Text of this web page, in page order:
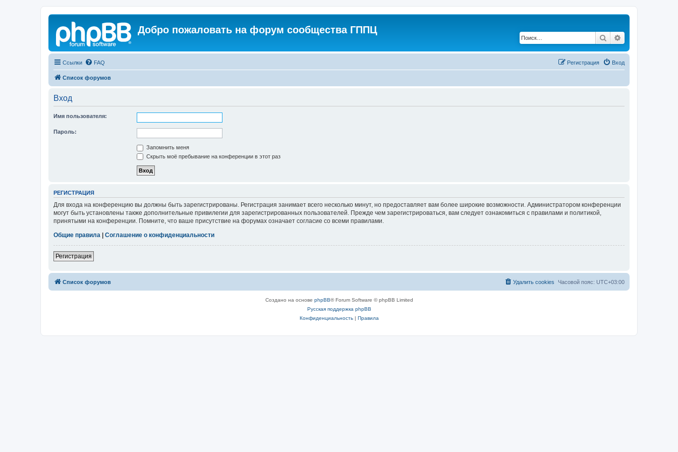
Добро пожаловать на форум сообщества ГППЦ
Поиск
Ссылки FAQ Вход
Регистрация
Список форумов
Вход
Имя пользователя:
Пароль:
Запомнить меня
Скрыть моё пребывание на конференции в этот раз
РЕГИСТРАЦИЯ
Для входа на конференцию вы должны быть зарегистрированы. Регистрация занимает всего несколько минут, но предоставляет вам более широкие возможности. Администратором конференции
могут быть установлены также дополнительные привилегии для зарегистрированных пользователей. Прежде чем зарегистрироваться, вам следует ознакомиться с правилами и политикой,
принятыми на конференции. Помните, что ваше присутствие на форумах означает согласие со всеми правилами.
Общие правила | Соглашение о конфиденциальности
Регистрация
Список форумов Часовой пояс: UTC+03:00
Удалить cookies
Создано на основе phpBB® Forum Software © phpBB Limited
Русская поддержка phpBB
Конфиденциальность| Правила